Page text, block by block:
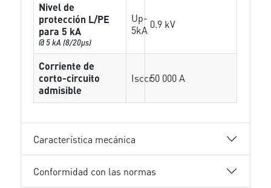
Nivel de
protección L/PE
para 5 kA
@ 5 kA (8/20µs)
Up-
5kA 0.9 kV
Corriente de
corto-circuito
admisible
Isccr50 000 A
Característica mecánica
Conformidad con las normas